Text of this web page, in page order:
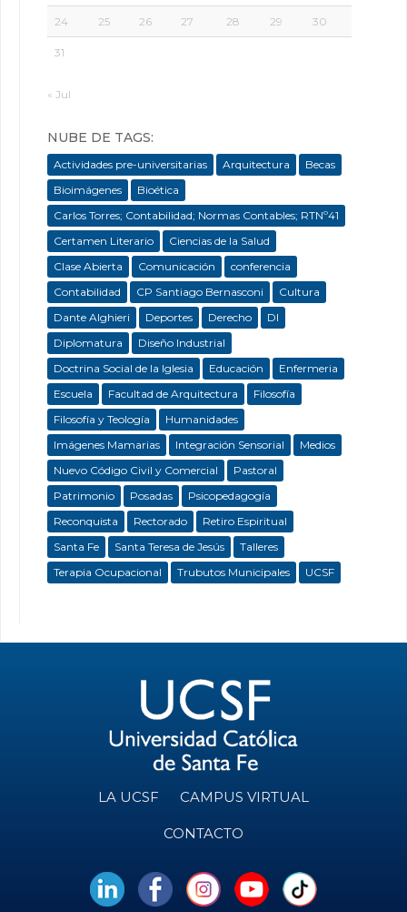
24 25 26 27 28 29 30
31
« Jul
NUBE DE TAGS:
Actividades pre-universitarias Arquitectura
Becas
Bioimágenes
Bioética
Carlos Torres; Contabilidad; Normas Contables; RTNº41
Certamen Literario
Ciencias de la Salud
Clase Abierta
Comunicación
conferencia
Contabilidad
CP Santiago Bernasconi
Cultura
Dante Alghieri
Deportes Derecho
DI
Diplomatura
Diseño Industrial
Doctrina Social de la Iglesia
Educación
Enfermeria
Escuela
Facultad de Arquitectura
Filosofía
Filosofía y Teología
Humanidades
Imágenes Mamarias
Integración Sensorial
Medios
Nuevo Código Civil y Comercial
Pastoral
Patrimonio
Posadas
Psicopedagogía
Reconquista
Rectorado
Retiro Espiritual
Santa Fe
Santa Teresa de Jesús
Talleres
Terapia Ocupacional
Trubutos Municipales UCSF
LA UCSF CAMPUS VIRTUAL
CONTACTO